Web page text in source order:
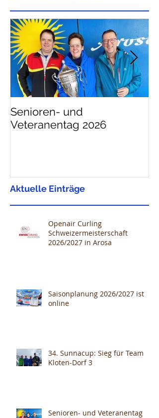
Senioren- und
Veteranentag 2026
Aktuelle Einträge
Openair Curling
Schweizermeisterschaft
2026/2027 in Arosa
Saisonplanung 2026/2027 ist
online
34. Sunnacup: Sieg für Team
Kloten-Dorf 3
Senioren- und Veteranentag